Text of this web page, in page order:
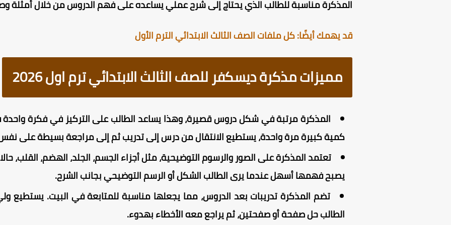
المذكرة مناسبة للطالب الذي يحتاج إلى شرح عملي يساعده على فهم الدروس من خلال أمثلة
قد يهمك أيضًا: كل ملفات الصف الثالث الابتدائي الترم الأول
مميزات مذكرة ديسكفر للصف الثالث الابتدائي ترم اول 2026
المذكرة مرتبة في شكل دروس قصيرة، وهذا يساعد الطالب على التركيز في فكرة
كمية كبيرة مرة واحدة، يستطيع الانتقال من درس إلى تدريب ثم إلى مراجعة بسيطة على
تعتمد المذكرة على الصور والرسوم التوضيحية، مثل أجزاء الجسم، الجلد، الهضم، القلب،
يصبح فهمها أسهل عندما يرى الطالب الشكل أو الرسم التوضيحي بجانب الشرح.
تضم المذكرة تدريبات بعد الدروس، مما يجعلها مناسبة للمتابعة في البيت.
الطالب حل صفحة أو صفحتين، ثم يراجع معه الأخطاء بهدوء.